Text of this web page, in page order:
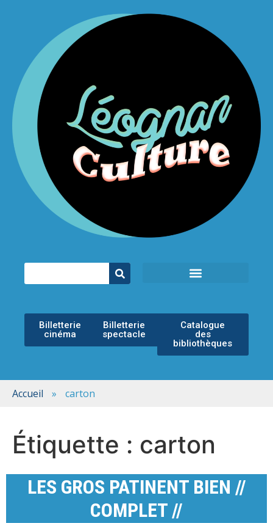
Billetterie
cinéma
Billetterie
spectacle
Catalogue
des
bibliothèques
Accueil » carton
Étiquette : carton
LES GROS PATINENT BIEN //
COMPLET //